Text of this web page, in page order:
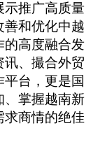
示推广高质量
善和优化中越
的高度融合发
讯、撮合外贸
台，更是国
、掌握越南新
求商情的绝佳